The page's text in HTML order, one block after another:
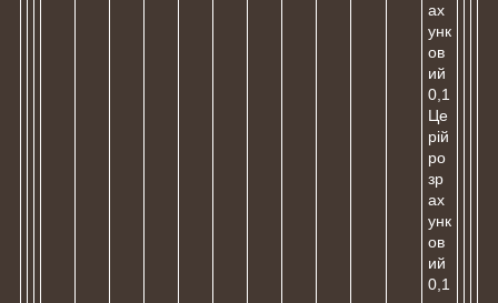
ах
унк
ов
ий
0,1
Це
рій
ро
зр
ах
унк
ов
ий
0,1